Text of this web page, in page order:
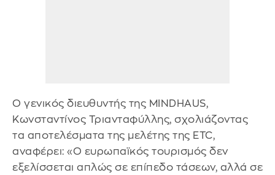
Ο γενικός διευθυντής της MINDHAUS,
Κωνσταντίνος Τριανταφύλλης, σχολιάζοντας
τα αποτελέσματα της μελέτης της ETC,
αναφέρει: «Ο ευρωπαϊκός τουρισμός δεν
εξελίσσεται απλώς σε επίπεδο τάσεων, αλλά σε